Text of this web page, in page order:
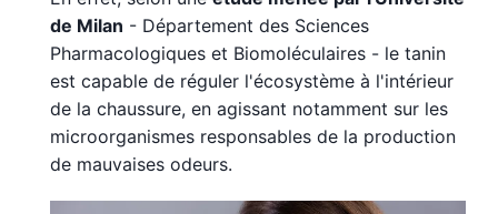
de Milan - Département des Sciences
Pharmacologiques et Biomoléculaires - le tanin
est capable de réguler l'écosystème à l'intérieur
de la chaussure, en agissant notamment sur les
microorganismes responsables de la production
de mauvaises odeurs.